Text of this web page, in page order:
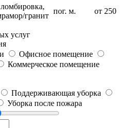
гранит
пог. м. от 250
услуг
Офисное помещение
Коммерческое помещение
Поддерживающая уборка
Уборка после пожара